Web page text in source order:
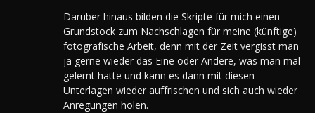
Darüber hinaus bilden die Skripte für mich einen
Grundstock zum Nachschlagen für meine (künftige)
fotografische Arbeit, denn mit der Zeit vergisst man
ja gerne wieder das Eine oder Andere, was man mal
gelernt hatte und kann es dann mit diesen
Unterlagen wieder auffrischen und sich auch wieder
Anregungen holen.